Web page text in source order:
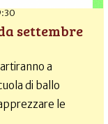
settembre
a
di ballo
le